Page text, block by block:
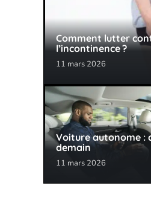
Comment lutter
l’incontinence ?
11 mars 2026
Voiture autonome :
demain
11 mars 2026